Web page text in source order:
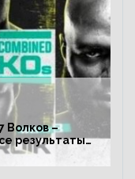
Волков –
результаты